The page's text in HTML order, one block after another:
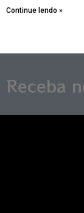
Continue lendo »
Receba